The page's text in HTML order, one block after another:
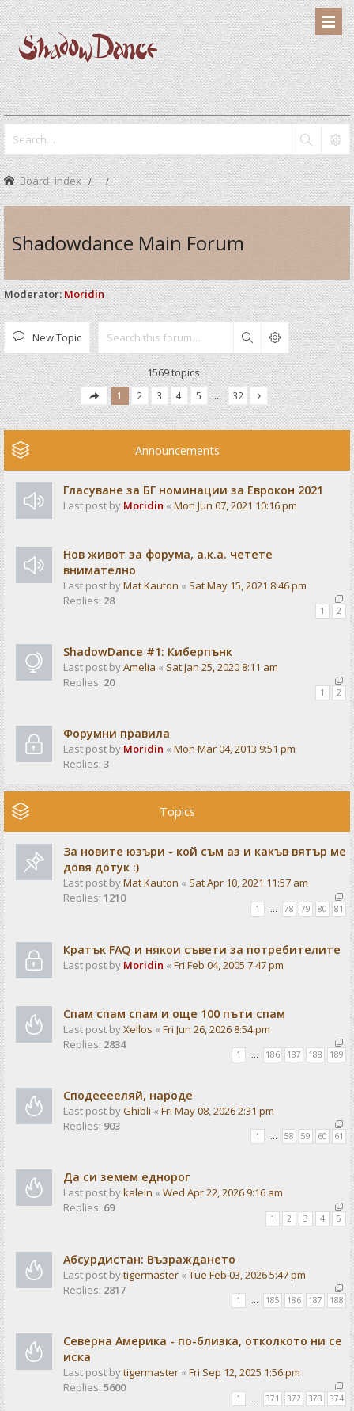
Board index
Shadowdance Main Forum
Moderator: Moridin
New Topic Search
1569 topics
1 2 3 4 5 … 32
Announcements
Гласуване за БГ номинации за Еврокон 2021
Last post by Moridin « Mon Jun 07, 2021 10:16 pm
Нов живот за форума, а.к.а. четете
внимателно
Last post byMat Kauton « Sat May 15, 2021 8:46 pm
Replies: 28
1 2
ShadowDance #1: Киберпънк
Last post byAmelia « Sat Jan 25, 2020 8:11 am
Replies: 20
1 2
Форумни правила
Last post by Moridin « Mon Mar 04, 2013 9:51 pm
Replies: 3
Topics
За новите юзъри - кой съм аз и какъв вятър ме
довя дотук :)
Last post byMat Kauton « Sat Apr 10, 2021 11:57 am
Replies: 1210
1 78 79 80 81
Кратък FAQ и някои съвети за потребителите
Last post by Moridin « Fri Feb 04, 2005 7:47 pm
Спам спам спам и още 100 пъти спам
Last post byXellos « Fri Jun 26, 2026 8:54 pm
Replies: 2834
1 … 186 187 188 189
Сподееееляй, народе
Last post byGhibli « Fri May 08, 2026 2:31 pm
Replies: 903
1 … 58 59 60 61
Да си земем еднорог
Last post bykalein « Wed Apr 22, 2026 9:16 am
Replies: 69
1 2 3 4 5
Абсурдистан: Възраждането
Last post bytigermaster « Tue Feb 03, 2026 5:47 pm
Replies: 2817
1 … 185 186 187 188
Северна Америка - по-близка, отколкото ни се
иска
Last post bytigermaster « Fri Sep 12, 2025 1:56 pm
Replies: 5600
1 371 372 373 374